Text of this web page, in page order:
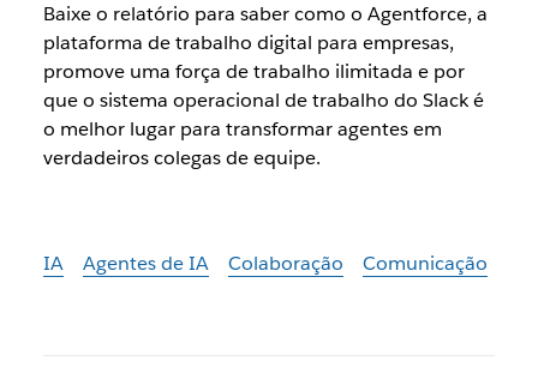
Baixe o relatório para saber como o Agentforce, a
plataforma de trabalho digital para empresas,
promove uma força de trabalho ilimitada e por
que o sistema operacional de trabalho do Slack é
o melhor lugar para transformar agentes em
verdadeiros colegas de equipe.
IA Agentes de IA Colaboração Comunicação